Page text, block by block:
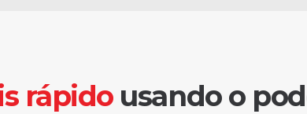
rápidousando o